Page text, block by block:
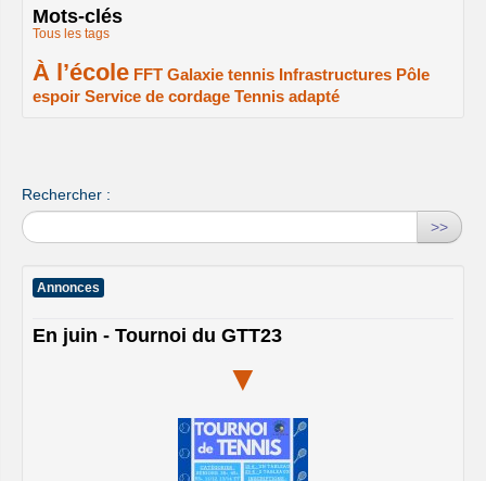
Mots-clés
Tous les tags
À l’école
2/2 FFT
1/2 Galaxie tennis
1/2 Infrastructures
1/2
Pôle
espoir
1/2 Service de cordage
1/2 Tennis adapté
1/2
Rechercher :
>>
Annonces
En juin - Tournoi du GTT23
▼